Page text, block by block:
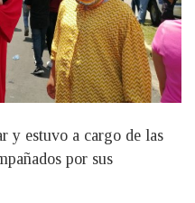
y estuvo a cargo de las
por sus